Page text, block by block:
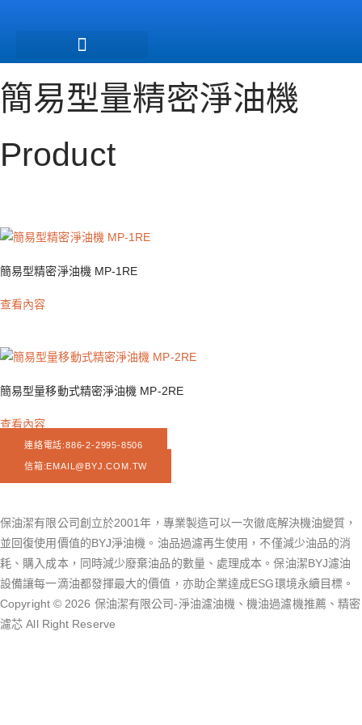
內
容
簡易型量精密淨油機
Product
簡易型精密淨油機 MP-1RE
查看內容
簡易型量移動式精密淨油機 MP-2RE
查看內容
連絡電話:886-2-2995-8506
信箱:EMAIL@BYJ.COM.TW
保油潔有限公司創立於2001年，專業製造可以一次徹底解決機油變質，
並回復使用價值的BYJ淨油機。油品過濾再生使用，不僅減少油品的消
耗、購入成本，同時減少廢棄油品的數量、處理成本。保油潔BYJ濾油
設備讓每一滴油都發揮最大的價值，亦助企業達成ESG環境永續目標。
Copyright © 2026 保油潔有限公司-淨油濾油機、機油過濾機推薦、精密
濾芯 All Right Reserve